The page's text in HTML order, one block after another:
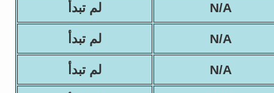
N/A لم تبدأ
N/A لم تبدأ
N/A لم تبدأ